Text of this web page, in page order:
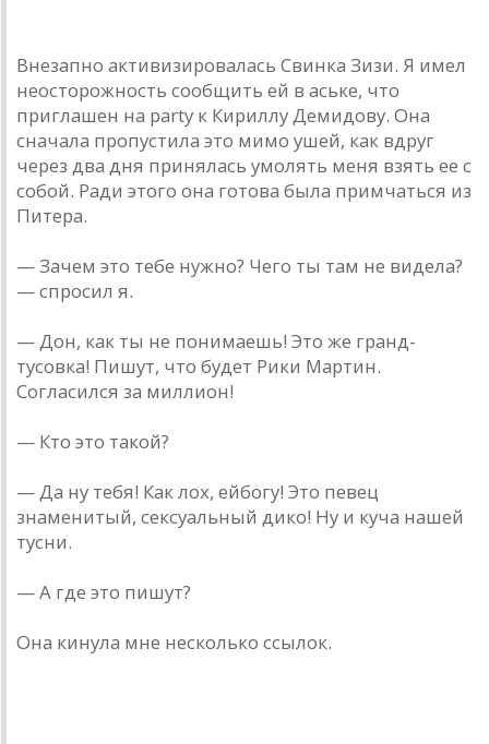
Внезапно активизировалась Свинка Зизи. Я имел
неосторожность сообщить ей в аське, что
приглашен на party к Кириллу Демидову. Она
сначала пропустила это мимо ушей, как вдруг
через два дня принялась умолять меня взять ее с
собой. Ради этого она готова была примчаться из
Питера.
— Зачем это тебе нужно? Чего ты там не видела?
— спросил я.
— Дон, как ты не понимаешь! Это же гранд­
тусовка! Пишут, что будет Рики Мартин.
Согласился за миллион!
— Кто это такой?
— Да ну тебя! Как лох, ей­богу! Это певец
знаменитый, сексуальный дико! Ну и куча нашей
тусни.
— А где это пишут?
Она кинула мне несколько ссылок.